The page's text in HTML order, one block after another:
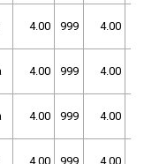
4.00 999 4.00
4.00 999 4.00
4.00 999 4.00
4.00 999 4.00